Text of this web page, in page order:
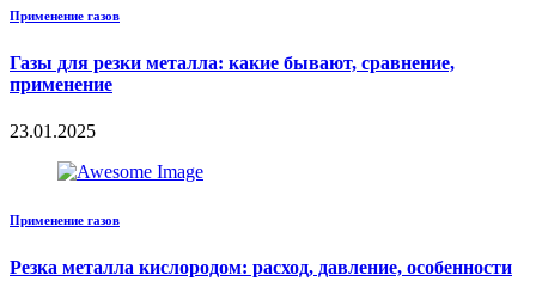
Применение газов
Газы для резки металла: какие бывают, сравнение,
применение
23.01.2025
Применение газов
Резка металла кислородом: расход, давление, особенности